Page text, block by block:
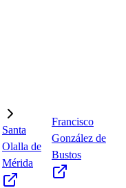
Santa
Olalla de
Mérida
Francisco
González de
Bustos